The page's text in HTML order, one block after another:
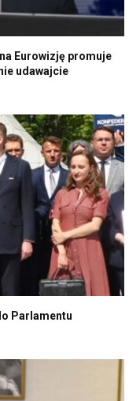
Eurowizję promuje
udawajcie
Parlamentu